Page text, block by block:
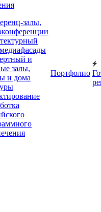
залы,
и
залы,
и дома
Портфолио